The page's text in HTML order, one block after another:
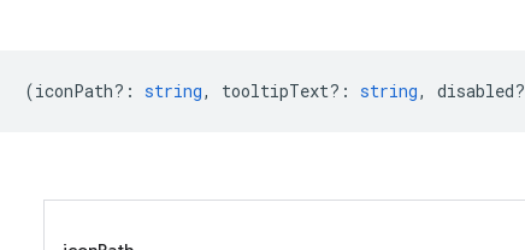
(iconPath? : string, tooltipText? : string, disabled?